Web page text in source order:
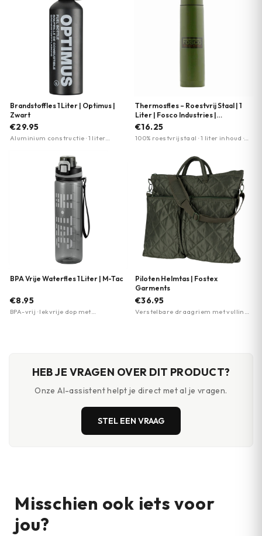
Brandstoffles 1 Liter | Optimus |
Zwart
€29.95
Aluminium constructie · 1 liter
Thermosfles – Roestvrij Staal | 1
Liter | Fosco Industries |
Meerdere kleuren
€16.25
100% roestvrijstaal · 1 liter inhoud ·
BPA Vrije Waterfles 1 Liter | M-Tac
€8.95
BPA-vrij · lekvrije dop met
Piloten Helmtas | Fostex
Garments
€36.95
Verstelbare draagriem met vulling ·
HEB JE VRAGEN OVER DIT PRODUCT?
Onze AI-assistent helpt je direct met al je vragen.
STEL EEN VRAAG
Misschien ook iets voor
jou?